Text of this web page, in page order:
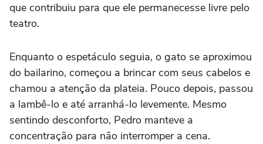
que contribuiu para que ele permanecesse livre pelo
teatro.
Enquanto o espetáculo seguia, o gato se aproximou
do bailarino, começou a brincar com seus cabelos e
chamou a atenção da plateia. Pouco depois, passou
a lambê-lo e até arranhá-lo levemente. Mesmo
sentindo desconforto, Pedro manteve a
concentração para não interromper a cena.